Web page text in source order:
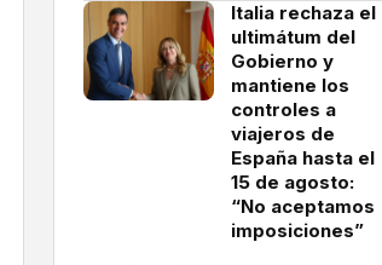
Italia rechaza el
ultimátum del
Gobierno y
mantiene los
controles a
viajeros de
España hasta el
15 de agosto:
“No aceptamos
imposiciones”